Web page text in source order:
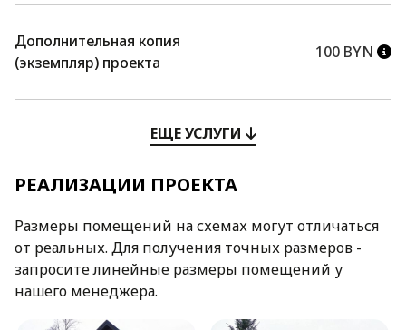
Дополнительная копия
(экземпляр) проекта
100 BYN
ЕЩЕ УСЛУГИ
РЕАЛИЗАЦИИ ПРОЕКТА
Размеры помещений на схемах могут отличаться
от реальных. Для получения точных размеров -
запросите линейные размеры помещений у
нашего менеджера.